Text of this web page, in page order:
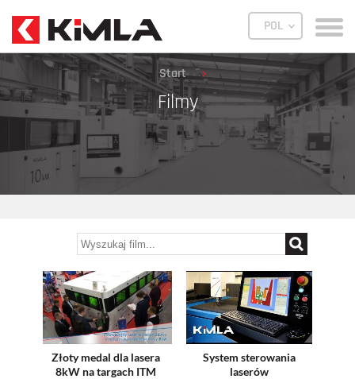
Przełącz
POL
Start
Filmy
.
Złoty medal dla lasera
8kW na targach ITM
System sterowania
laserów